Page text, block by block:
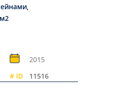
2015
# ID 11516